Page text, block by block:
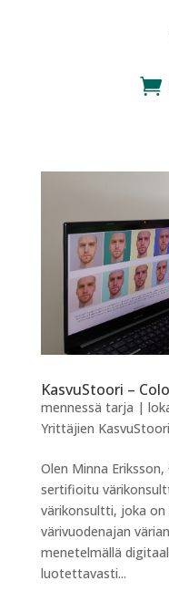
KasvuStoori –
mennessä tarja |
Yrittäjien
Olen Minna
sertifioitu
värikonsultti, joka
värivuodenajan
menetelmällä
luotettavasti...